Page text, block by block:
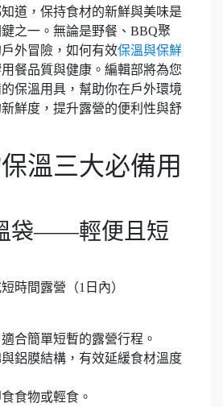
道，保持食材的新鮮與美味是
之一。無論是野餐、BBQ聚
外冒險，如何有效保溫與保鮮
用餐品質與健康。編輯部將為您
保溫用具，幫助你在戶外環境
鮮度，提升露營的便利性與舒
溫三大必備用
袋——輕便且短
時間露營（1日內）
合簡單短暫的露營行程。
鋁膜結構，有效延緩食材溫度
食物或輕食。